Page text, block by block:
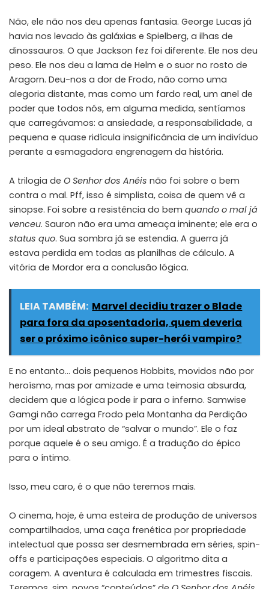
Não, ele não nos deu apenas fantasia. George Lucas já
havia nos levado às galáxias e Spielberg, a ilhas de
dinossauros. O que Jackson fez foi diferente. Ele nos deu
peso. Ele nos deu a lama de Helm e o suor no rosto de
Aragorn. Deu-nos a dor de Frodo, não como uma
alegoria distante, mas como um fardo real, um anel de
poder que todos nós, em alguma medida, sentíamos
que carregávamos: a ansiedade, a responsabilidade, a
pequena e quase ridícula insignificância de um indivíduo
perante a esmagadora engrenagem da história.
A trilogia de O Senhor dos Anéis não foi sobre o bem
contra o mal. Pff, isso é simplista, coisa de quem vê a
sinopse. Foi sobre a resistência do bem quando o mal já
venceu. Sauron não era uma ameaça iminente; ele era o
status quo. Sua sombra já se estendia. A guerra já
estava perdida em todas as planilhas de cálculo. A
vitória de Mordor era a conclusão lógica.
LEIA TAMBÉM: Marvel decidiu trazer o Blade
para fora da aposentadoria, quem deveria
ser o próximo icônico super-herói vampiro?
E no entanto… dois pequenos Hobbits, movidos não por
heroísmo, mas por amizade e uma teimosia absurda,
decidem que a lógica pode ir para o inferno. Samwise
Gamgi não carrega Frodo pela Montanha da Perdição
por um ideal abstrato de “salvar o mundo”. Ele o faz
porque aquele é o seu amigo. É a tradução do épico
para o íntimo.
Isso, meu caro, é o que não teremos mais.
O cinema, hoje, é uma esteira de produção de universos
compartilhados, uma caça frenética por propriedade
intelectual que possa ser desmembrada em séries, spin-
offs e participações especiais. O algoritmo dita a
coragem. A aventura é calculada em trimestres fiscais.